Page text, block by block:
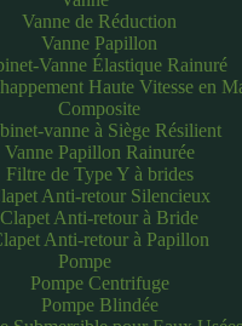
Vanne de Réduction
Vanne Papillon
Vanne Élastique Rainuré
Haute Vitesse en
Composite
vanne à Siège Résilient
Vanne Papillon Rainurée
Filtre de Type Y à brides
Anti-retour Silencieux
Clapet Anti-retour à Bride
Anti-retour à Papillon
Pompe
Pompe Centrifuge
Pompe Blindée